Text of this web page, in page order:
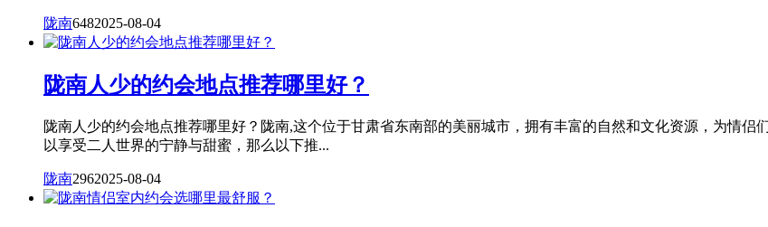
陇南6482025-08-04
陇南人少的约会地点推荐哪里好？
陇南人少的约会地点推荐哪里好？陇南,这个位于甘肃省东南部的美丽城市，拥有丰富的自然和文化资源，为情侣
以享受二人世界的宁静与甜蜜，那么以下推...
陇南2962025-08-04